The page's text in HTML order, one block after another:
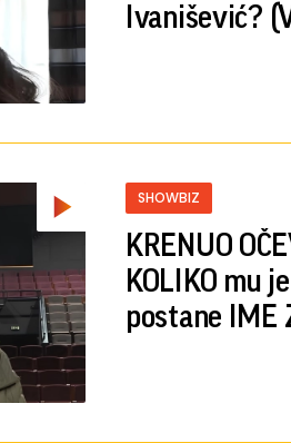
Ivanišević?
SHOWBIZ
KRENUO
KOLIKO mu
postane IME